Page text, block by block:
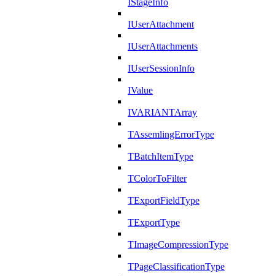
IStageInfo
IUserAttachment
IUserAttachments
IUserSessionInfo
IValue
IVARIANTArray
TAssemlingErrorType
TBatchItemType
TColorToFilter
TExportFieldType
TExportType
TImageCompressionType
TPageClassificationType